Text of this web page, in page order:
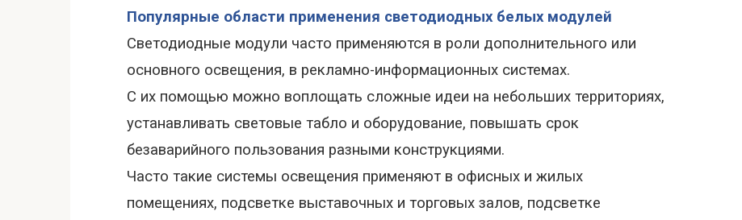
Популярные области применения светодиодных белых модулей
Светодиодные модули часто применяются в роли дополнительного или
основного освещения, в рекламно-информационных системах.
С их помощью можно воплощать сложные идеи на небольших территориях,
устанавливать световые табло и оборудование, повышать срок
безаварийного пользования разными конструкциями.
Часто такие системы освещения применяют в офисных и жилых
помещениях, подсветке выставочных и торговых залов, подсветке